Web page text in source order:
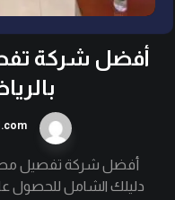
أفضل شركة
دليلك الشامل للحصول